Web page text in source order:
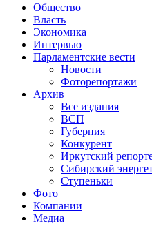
Общество
Власть
Экономика
Интервью
Парламентские вести
Новости
Фоторепортажи
Архив
Все издания
ВСП
Губерния
Конкурент
Иркутский
Сибирский
Ступеньки
Фото
Компании
Медиа